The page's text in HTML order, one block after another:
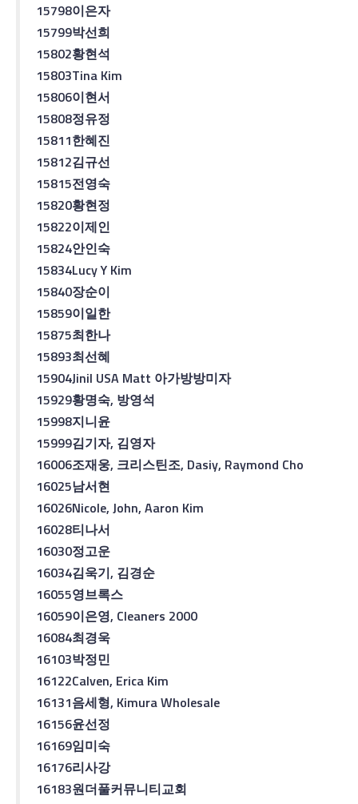
15798이은자
15799박선희
15802황현석
15803Tina Kim
15806이현서
15808정유정
15811한혜진
15812김규선
15815전영숙
15820황현정
15822이제인
15824안인숙
15834Lucy Y Kim
15840장순이
15859이일한
15875최한나
15893최선혜
15904Jinil USA Matt 아가방방미자
15929황명숙, 방영석
15998지니윤
15999김기자, 김영자
16006조재웅, 크리스틴조, Dasiy, Raymond Cho
16025남서현
16026Nicole, John, Aaron Kim
16028티나서
16030정고운
16034김욱기, 김경순
16055영브록스
16059이은영, Cleaners 2000
16084최경욱
16103박정민
16122Calven, Erica Kim
16131음세형, Kimura Wholesale
16156윤선정
16169임미숙
16176리사강
16183원더풀커뮤니티교회